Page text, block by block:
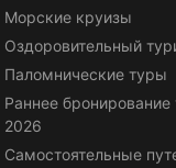
Морские круизы
Оздоровительный
Паломнические туры
Раннее бронирование
2026
Самостоятельные